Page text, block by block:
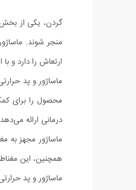
گردن، یکی از
منجر شوند.
ارتعاش را دارد و
ماساژور و پد
محصول را برای
درمانی ارائه
ماساژور مجهز
همچنین، این
ماساژور و پد